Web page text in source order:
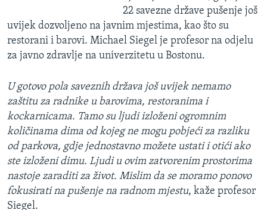
22 savezne države pušenje još
uvijek dozvoljeno na javnim mjestima, kao što su
restorani i barovi. Michael Siegel je profesor na odjelu
za javno zdravlje na univerzitetu u Bostonu.
U gotovo pola saveznih država još uvijek nemamo
zaštitu za radnike u barovima, restoranima i
kockarnicama. Tamo su ljudi izloženi ogromnim
količinama dima od kojeg ne mogu pobjeći za razliku
od parkova, gdje jednostavno možete ustati i otići ako
ste izloženi dimu. Ljudi u ovim zatvorenim prostorima
nastoje zaraditi za život. Mislim da se moramo ponovo
fokusirati na pušenje na radnom mjestu, kaže profesor
Siegel.